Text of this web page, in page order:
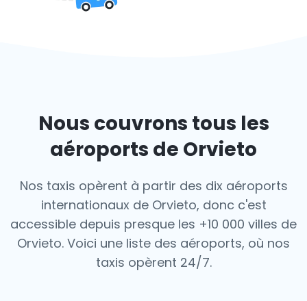
Nous couvrons tous les
aéroports de Orvieto
Nos taxis opèrent à partir des dix aéroports
internationaux de Orvieto, donc c'est
accessible depuis presque les +10 000 villes de
Orvieto. Voici une liste des aéroports, où nos
taxis opèrent 24/7.